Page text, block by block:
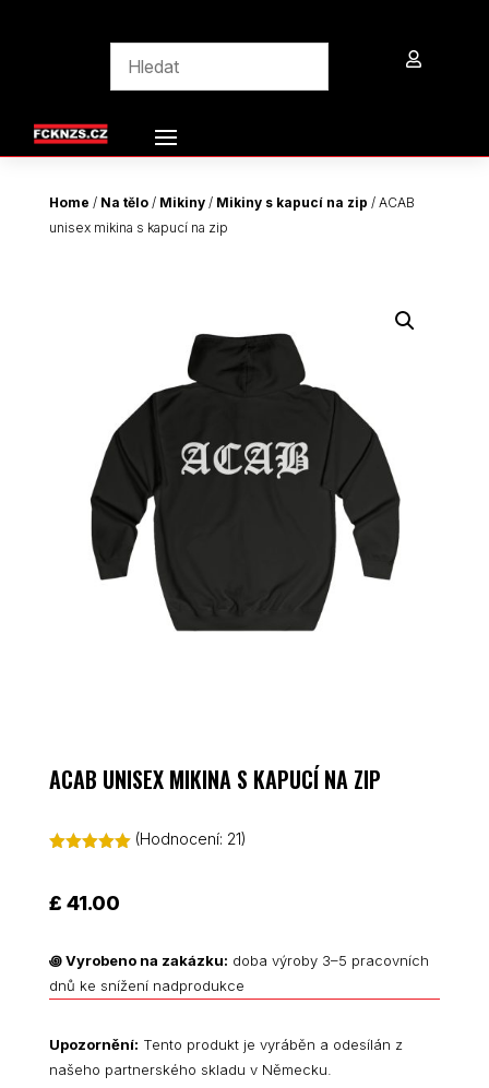

Home / Na tělo/ Mikiny/ Mikiny s kapucí na zip / ACAB
unisex mikina s kapucí na zip
ACAB UNISEX MIKINA S KAPUCÍ NA ZIP
základě
hodnocení
(Hodnocení: 21)
£ 41.00
꩜Vyrobeno na zakázku: doba výroby 3–5 pracovních
dnů ke snížení nadprodukce
Upozornění: Tento produkt je vyráběn a odesílán z
našeho partnerského skladu v Německu.